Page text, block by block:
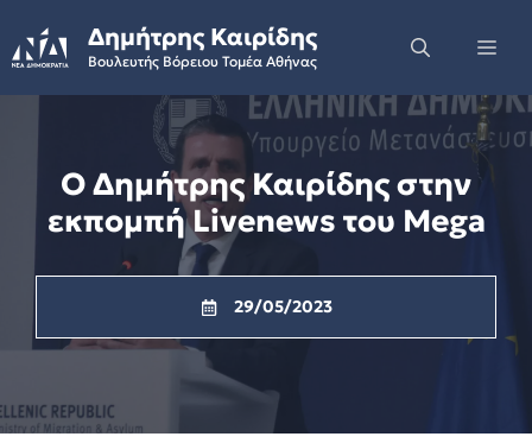
to
content
Δημήτρης Καιρίδης
Βουλευτής Βόρειου Τομέα Αθήνας
Ο Δημήτρης Καιρίδης στην
εκπομπή Livenews του Mega
29/05/2023